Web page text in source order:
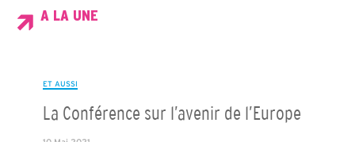
A LA UNE
ET AUSSI
La Conférence sur l’avenir de l’Europe